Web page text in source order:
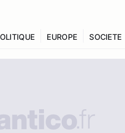
EUROPE SOCIETE